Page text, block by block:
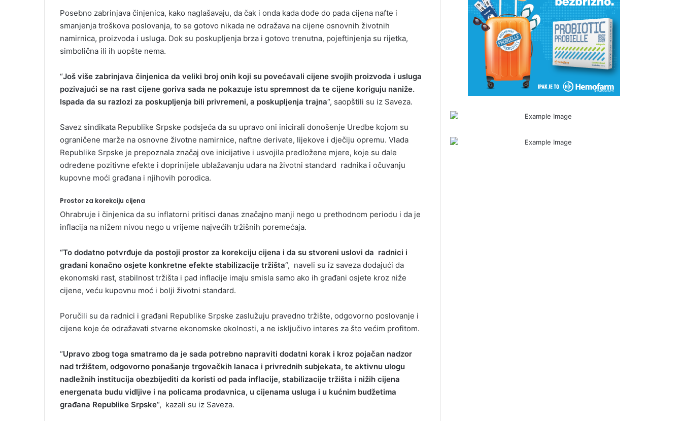
Posebno zabrinjava činjenica, kako naglašavaju, da čak i onda kada dođe do pada cijena nafte i
smanjenja troškova poslovanja, to se gotovo nikada ne odražava na cijene osnovnih životnih
namirnica, proizvoda i usluga. Dok su poskupljenja brza i gotovo trenutna, pojeftinjenja su rijetka,
simbolična ili ih uopšte nema.
“Još više zabrinjava činjenica da veliki broj onih koji su povećavali cijene svojih proizvoda i usluga
pozivajući se na rast cijene goriva sada ne pokazuje istu spremnost da te cijene koriguju naniže.
Ispada da su razlozi za poskupljenja bili privremeni, a poskupljenja trajna“, saopštili su iz Saveza.
Savez sindikata Republike Srpske podsjeća da su upravo oni inicirali donošenje Uredbe kojom su
ograničene marže na osnovne životne namirnice, naftne derivate, lijekove i dječiju opremu. Vlada
Republike Srpske je prepoznala značaj ove inicijative i usvojila predložene mjere, koje su dale
određene pozitivne efekte i doprinijele ublažavanju udara na životni standard radnika i očuvanju
kupovne moći građana i njihovih porodica.
Prostor za korekciju cijena
Ohrabruje i činjenica da su inflatorni pritisci danas značajno manji nego u prethodnom periodu i da je
inflacija na nižem nivou nego u vrijeme najvećih tržišnih poremećaja.
“To dodatno potvrđuje da postoji prostor za korekciju cijena i da su stvoreni uslovi da radnici i
građani konačno osjete konkretne efekte stabilizacije tržišta“, naveli su iz saveza dodajući da
ekonomski rast, stabilnost tržišta i pad inflacije imaju smisla samo ako ih građani osjete kroz niže
cijene, veću kupovnu moć i bolji životni standard.
Poručili su da radnici i građani Republike Srpske zaslužuju pravedno tržište, odgovorno poslovanje i
cijene koje će odražavati stvarne ekonomske okolnosti, a ne isključivo interes za što većim profitom.
“Upravo zbog toga smatramo da je sada potrebno napraviti dodatni korak i kroz pojačan nadzor
nad tržištem, odgovorno ponašanje trgovačkih lanaca i privrednih subjekata, te aktivnu ulogu
nadležnih institucija obezbijediti da koristi od pada inflacije, stabilizacije tržišta i nižih cijena
energenata budu vidljive i na policama prodavnica, u cijenama usluga i u kućnim budžetima
građana Republike Srpske“, kazali su iz Saveza.